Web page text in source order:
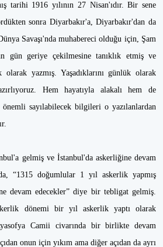
tarihi 1916 yılının 27 Nisan'ıdır. Bir sene
sonra Diyarbakır'a, Diyarbakır'dan da
Savaşı'nda muhabereci olduğu için, Şam
gün geriye çekilmesine tanıklık etmiş ve
olarak yazmış. Yaşadıklarını günlük olarak
Hem hayatıyla alakalı hem de
sayılabilecek bilgileri o yazılanlardan
gelmiş ve İstanbul'da askerliğine devam
“1315 doğumlular 1 yıl askerlik yapmış
devam edecekler” diye bir tebligat gelmiş.
dönemi bir yıl askerlik yaptı olarak
Camii civarında bir birlikte devam
onun için yıkım ama diğer açıdan da ayrı